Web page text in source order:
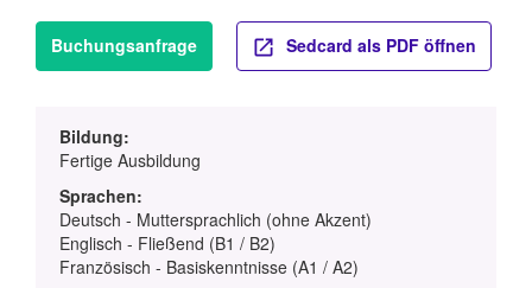
Buchungsanfrage Sedcard als PDF öffnen
Bildung:
Fertige Ausbildung
Sprachen:
Deutsch - Muttersprachlich (ohne Akzent)
Englisch - Fließend (B1 / B2)
Französisch - Basiskenntnisse (A1 / A2)